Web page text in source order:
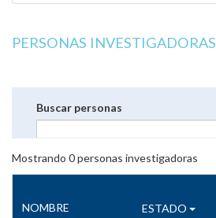
PERSONAS INVESTIGADORAS
Buscar personas
Mostrando 0personas investigadoras
NOMBRE ESTADO